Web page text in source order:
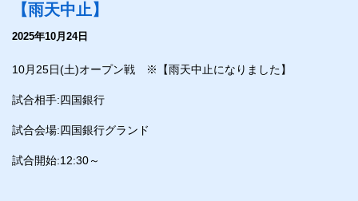
【雨天中止】
2025年10月24日
10月25日(土)オープン戦 ※【雨天中止になりました】
試合相手:四国銀行
試合会場:四国銀行グランド
試合開始:12:30～